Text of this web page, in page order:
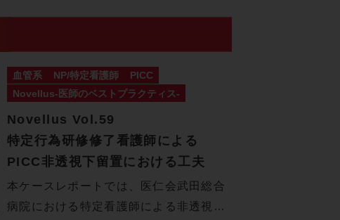
血管系 NP/特定看護師
PICC
Novellus-医師のベストプラクティス-
Novellus Vol.59
特定行為研修修了看護師による
PICC非透視下留置における工夫
本ケースレポートでは、医仁会武田総合
病院における特定看護師による非透視下